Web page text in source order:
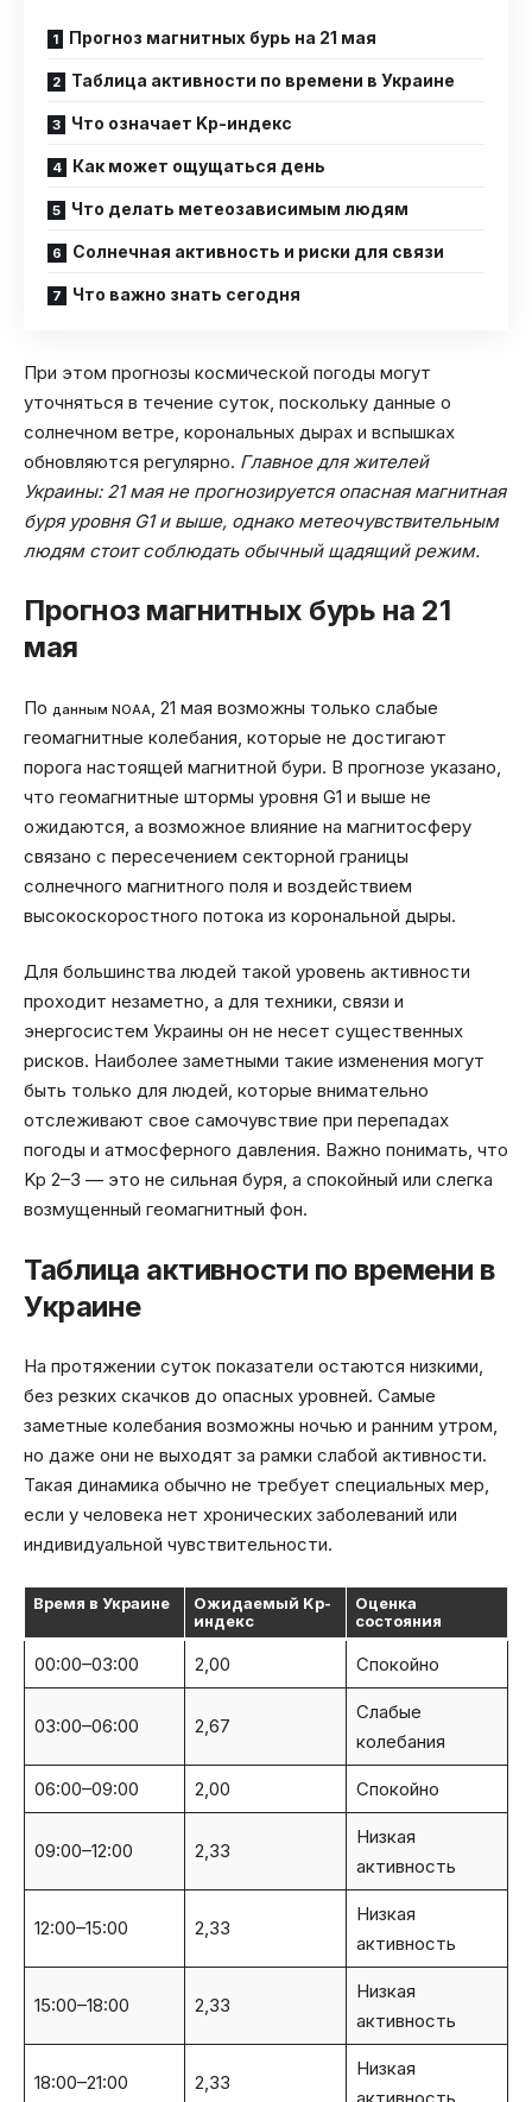
Прогноз магнитных бурь на 21 мая
Таблица активности по времени в Украине
Что означает Kp-индекс
Как может ощущаться день
Что делать метеозависимым людям
Солнечная активность и риски для связи
Что важно знать сегодня
При этом прогнозы космической погоды могут
уточняться в течение суток, поскольку данные о
солнечном ветре, корональных дырах и вспышках
обновляются регулярно. Главное для жителей
Украины: 21 мая не прогнозируется опасная магнитная
буря уровня G1 и выше, однако метеочувствительным
людям стоит соблюдать обычный щадящий режим.
Прогноз магнитных бурь на 21
мая
По данным NOAA
, 21 мая возможны только слабые
геомагнитные колебания, которые не достигают
порога настоящей магнитной бури. В прогнозе указано,
что геомагнитные штормы уровня G1 и выше не
ожидаются, а возможное влияние на магнитосферу
связано с пересечением секторной границы
солнечного магнитного поля и воздействием
высокоскоростного потока из корональной дыры.
Для большинства людей такой уровень активности
проходит незаметно, а для техники, связи и
энергосистем Украины он не несет существенных
рисков. Наиболее заметными такие изменения могут
быть только для людей, которые внимательно
отслеживают свое самочувствие при перепадах
погоды и атмосферного давления. Важно понимать, что
Kp 2–3 — это не сильная буря, а спокойный или слегка
возмущенный геомагнитный фон.
Таблица активности по времени в
Украине
На протяжении суток показатели остаются низкими,
без резких скачков до опасных уровней. Самые
заметные колебания возможны ночью и ранним утром,
но даже они не выходят за рамки слабой активности.
Такая динамика обычно не требует специальных мер,
если у человека нет хронических заболеваний или
индивидуальной чувствительности.
Время в Украине
Ожидаемый Kp-
индекс
Оценка
состояния
00:00–03:00 2,00 Спокойно
03:00–06:00 2,67
Слабые
колебания
06:00–09:00 2,00 Спокойно
09:00–12:00 2,33
Низкая
активность
12:00–15:00 2,33
Низкая
активность
15:00–18:00 2,33
Низкая
активность
18:00–21:00 2,33
Низкая
активность